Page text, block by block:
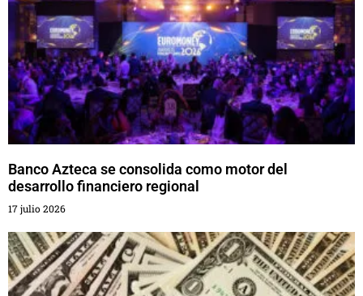
Banco Azteca se consolida como motor del
desarrollo financiero regional
17 julio 2026